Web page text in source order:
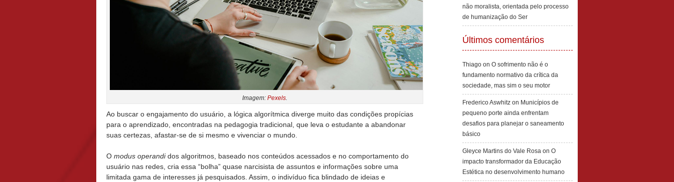
Imagem: Pexels.
Ao buscar o engajamento do usuário, a lógica algorítmica diverge muito das condições propícias
para o aprendizado, encontradas na pedagogia tradicional, que leva o estudante a abandonar
suas certezas, afastar-se de si mesmo e vivenciar o mundo.
O modus operandidos algoritmos, baseado nos conteúdos acessados e no comportamento do
usuário nas redes, cria essa “bolha” quase narcisista de assuntos e informações sobre uma
limitada gama de interesses já pesquisados. Assim, o indivíduo fica blindado de ideias e
não moralista, orientada pelo processo
de humanização do Ser
Últimos comentários
Thiago on O sofrimento não é o
fundamento normativo da crítica da
sociedade, mas sim o seu motor
Frederico Aswhitz on Municípios de
pequeno porte ainda enfrentam
desafios para planejar o saneamento
básico
Gleyce Martins do Vale Rosa on O
impacto transformador da Educação
Estética no desenvolvimento humano